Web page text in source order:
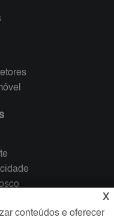
por
X
conteúdos e oferecer